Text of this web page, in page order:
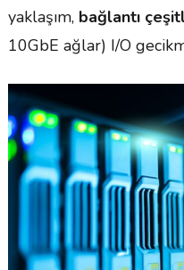
yaklaşım, bağlantı
10GbE ağlar) I/O